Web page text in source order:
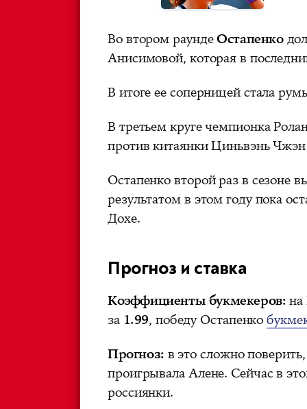
Во втором раундеОстапенко
Анисимовой, которая в
В итоге ее соперницей стала
В третьем круге чемпионка
против китаянки Циньвэнь
Остапенко второй раз в сезоне
результатом в этом году пока
Дохе.
Прогноз и ставка
Коэффициенты букмекеров:на
за 1.99, победу Остапенко
Прогноз: в это сложно
проигрывала Алене. Сейчас в
россиянки.